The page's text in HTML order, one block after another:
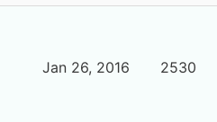
Jan 26, 2016 2530